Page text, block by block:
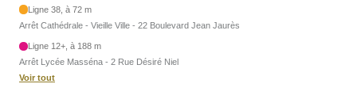
Ligne 38, à 72 m
Arrêt Cathédrale - Vieille Ville - 22 Boulevard Jean Jaurès
Ligne 12+, à 188 m
Arrêt Lycée Masséna - 2 Rue Désiré Niel
Voir tout